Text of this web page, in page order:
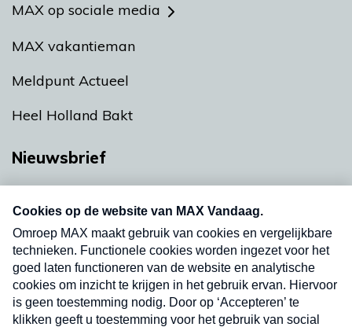
MAX op sociale media
MAX vakantieman
Meldpunt Actueel
Heel Holland Bakt
Nieuwsbrief
nieuwsbrief. Elke vrijdag- en dinsdagochtend in
uw mailbox.
Verzend